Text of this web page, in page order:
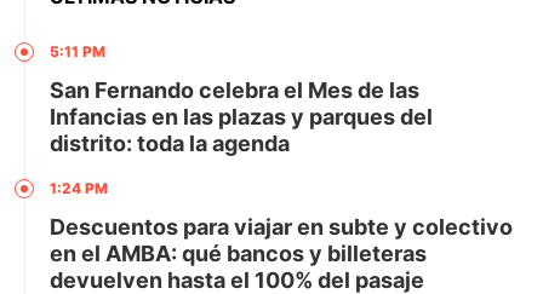
5:11 PM
San Fernando celebra el Mes de las
Infancias en las plazas y parques del
distrito: toda la agenda
1:24 PM
Descuentos para viajar en subte y colectivo
en el AMBA: qué bancos y billeteras
devuelven hasta el 100% del pasaje